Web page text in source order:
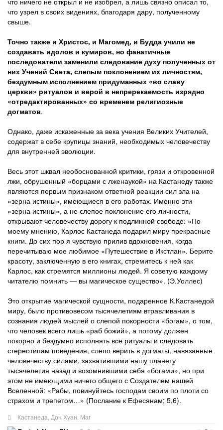
что узрел в своих видениях, благодаря дару, полученному
свыше.
Точно также и Христос, и Магомед, и Будда учили не
создавать идолов и кумиров, но фанатичные
последователи заменили следование духу полученных от
них Учений Света, слепым поклонением их личностям,
бездумным исполнением придуманных «во славу
церкви» ритуалов и верой в непререкаемость изрядно
«отредактированных» со временем религиозные
догматов.
Однако, даже искаженные за века учения Великих Учителей,
содержат в себе крупицы знаний, необходимых человечеству
для внутренней эволюции.
Весь этот шквал необоснованной критики, грязи и откровенной
лжи, обрушенный «борцами с лженаукой» на Кастанеду также
являются первым признаком ответной реакции сил зла на
«зерна истины», имеющиеся в его работах. Именно эти
«зерна истины», а не слепое поклонение его личности,
открывают человечеству дорогу к подлинной свободе: «По
моему мнению, Карлос Кастанеда подарил миру прекрасные
книги. До сих пор я чувствую прилив вдохновения, когда
перечитываю мое любимое «Путешествие в Икстлан». Берите
красоту, заключенную в его книгах, стремитесь к ней как
Карлос, как стремятся миллионы людей. Я советую каждому
читателю помнить — вы магическое существо». (Э.Уоллес)
Это открытие магической сущности, подаренное К.Кастанедой
миру, было противовесом тысячелетиям втравливания в
сознания людей мыслей о слепой покорности «богам», о том,
что человек всего лишь «раб божий», а потому должен
покорно и бездумно исполнять все ритуалы и следовать
стереотипам поведения, слепо верить в догматы, навязанные
человечеству силами, захватившими нашу планету
тысячелетия назад и возомнившими себя «богами», но при
этом не имеющими ничего общего с Создателем нашей
Вселенной: «Рабы, повинуйтесь господам своим по плоти со
страхом и трепетом…» (Послание к Ефесянам; 5,6).
Кастанеда Дон Хуан Маг